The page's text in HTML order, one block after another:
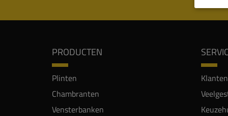
PRODUCTEN
Plinten
Chambranten
Vensterbanken